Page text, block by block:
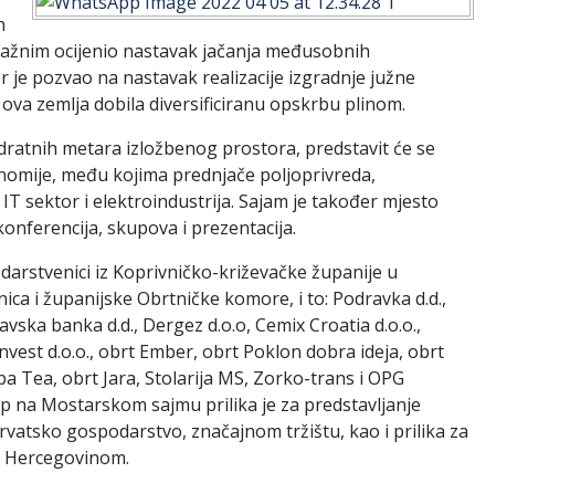
ocijenio nastavak jačanja međusobnih
pozvao na nastavak realizacije izgradnje južne
zemlja dobila diversificiranu opskrbu plinom.
metara izložbenog prostora, predstavit će se
među kojima prednjače poljoprivreda,
sektor i elektroindustrija. Sajam je također mjesto
skupova i prezentacija.
iz Koprivničko-križevačke županije u
i županijske Obrtničke komore, i to: Podravka d.d.,
banka d.d., Dergez d.o.o, Cemix Croatia d.o.o.,
d.o.o., obrt Ember, obrt Poklon dobra ideja, obrt
Tea, obrt Jara, Stolarija MS, Zorko-trans i OPG
na Mostarskom sajmu prilika je za predstavljanje
gospodarstvo, značajnom tržištu, kao i prilika za